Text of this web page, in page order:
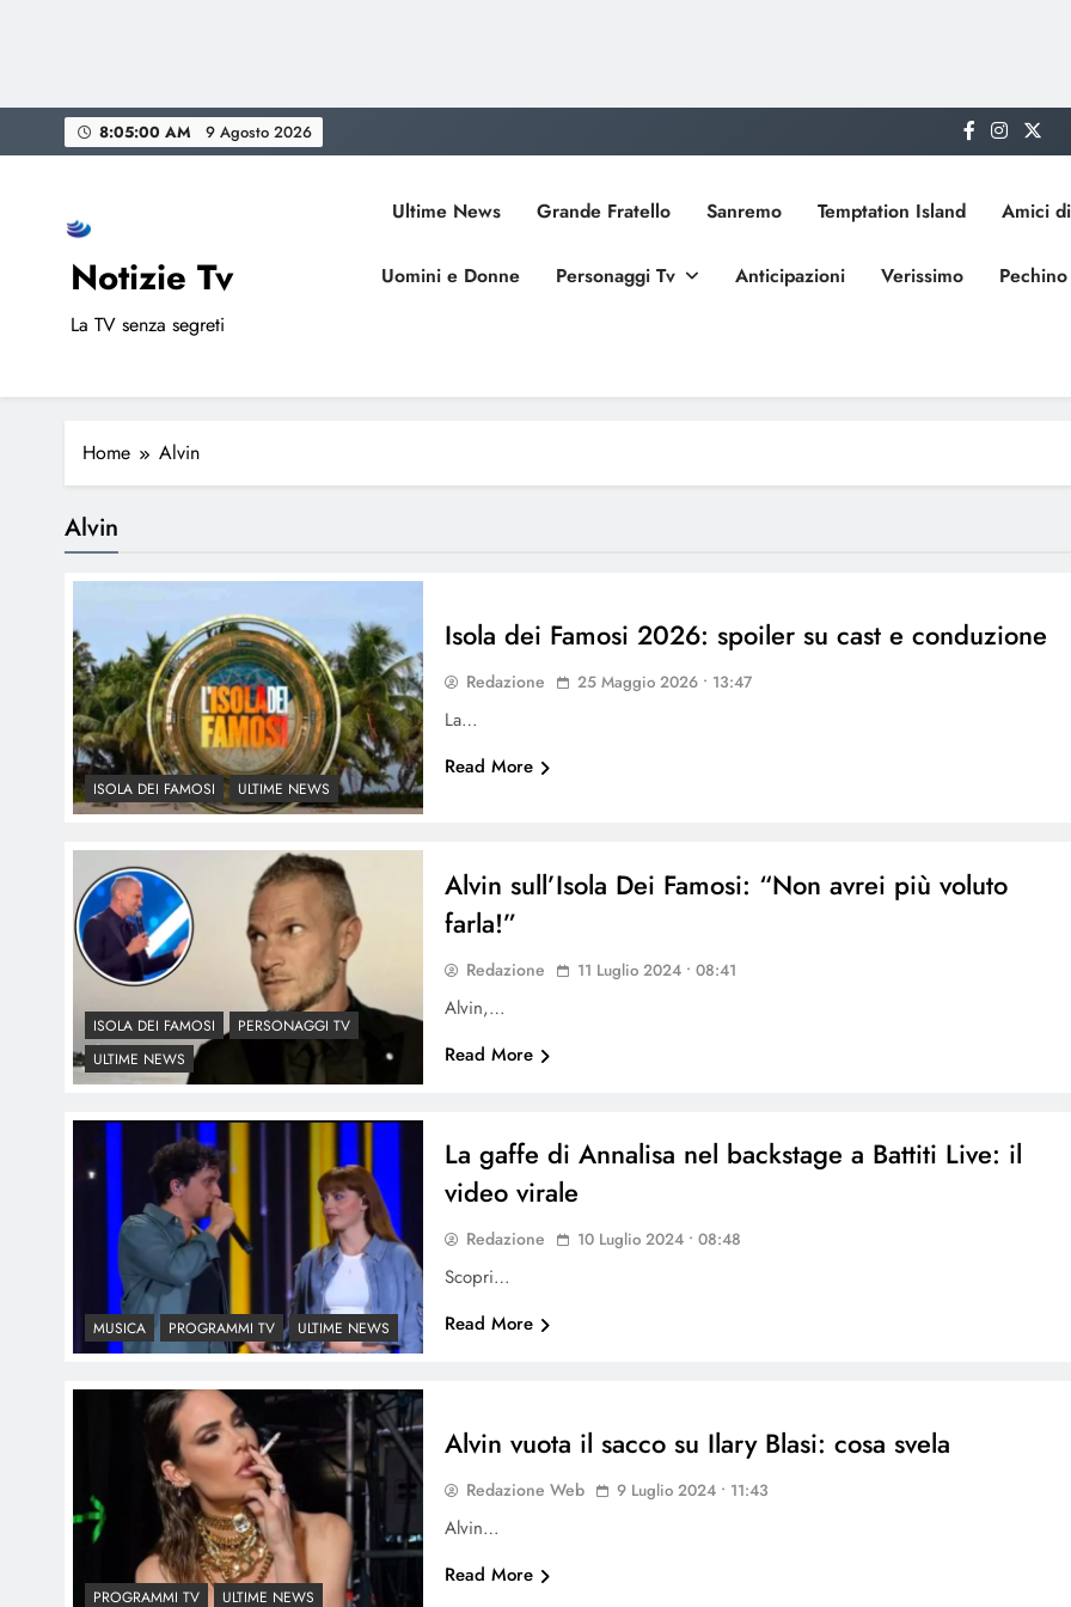
to
8:05:00 AM 9 Agosto 2026
Notizie Tv
La TV senza segreti
Ultime News Grande Fratello Sanremo Temptation Island Amici
Uomini e Donne Personaggi Tv Anticipazioni Verissimo
Home Alvin
Alvin
ISOLA DEI FAMOSI ULTIME NEWS
Isola dei Famosi 2026: spoiler su cast e conduzione
Redazione 25 Maggio 2026 • 13:47
La…
Read More
ISOLA DEI FAMOSI
PERSONAGGI TV
ULTIME NEWS
Alvin sull’Isola Dei Famosi: “Non avrei più voluto
farla!”
Redazione 11 Luglio 2024 • 08:41
Alvin,…
Read More
MUSICA PROGRAMMI TV ULTIME NEWS
La gaffe di Annalisa nel backstage a Battiti Live: il
video virale
Redazione 10 Luglio 2024 • 08:48
Scopri…
Read More
PROGRAMMI TV ULTIME NEWS
Alvin vuota il sacco su Ilary Blasi: cosa svela
Redazione Web 9 Luglio 2024 • 11:43
Alvin…
Read More